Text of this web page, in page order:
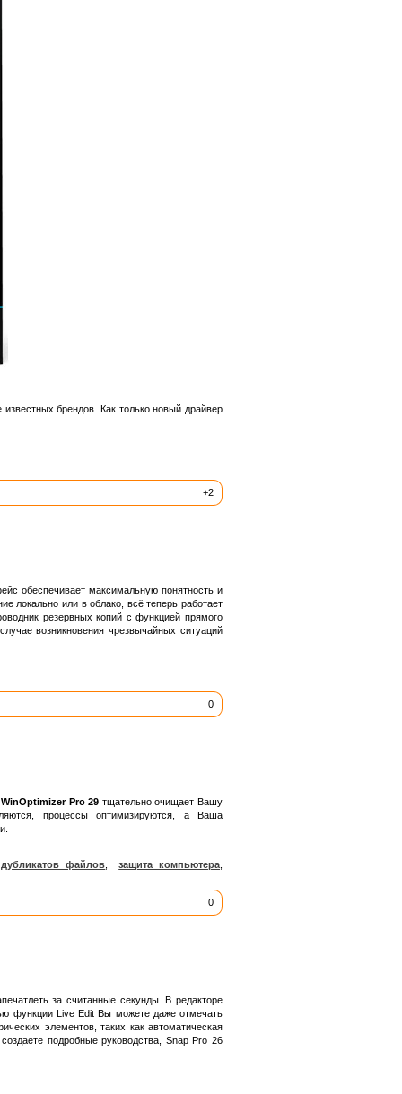
брендов. Как только новый драйвер
+2
обеспечивает максимальную понятность и
локально или в облако, всё теперь работает
резервных копий с функцией прямого
возникновения чрезвычайных ситуаций
0
Pro 29 тщательно очищает Вашу
процессы оптимизируются, а Ваша
файлов защита компьютера
0
за считанные секунды. В редакторе
функции Live Edit Вы можете даже отмечать
элементов, таких как автоматическая
подробные руководства, Snap Pro 26